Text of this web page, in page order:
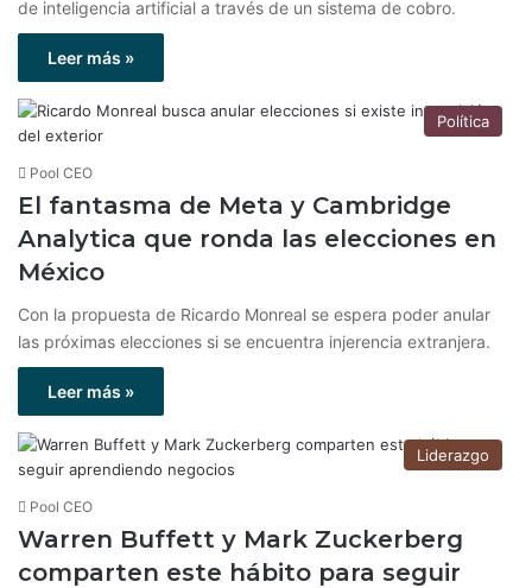
de inteligencia artificial a través de un sistema de cobro.
Leer más »
Política
Pool CEO
El fantasma de Meta y Cambridge
Analytica que ronda las elecciones en
México
Con la propuesta de Ricardo Monreal se espera poder anular
las próximas elecciones si se encuentra injerencia extranjera.
Leer más »
Liderazgo
Pool CEO
Warren Buffett y Mark Zuckerberg
comparten este hábito para seguir